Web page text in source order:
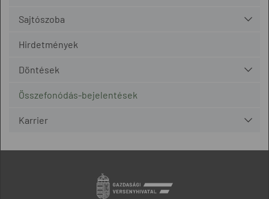
Sajtószoba
Hirdetmények
Döntések
Összefonódás-bejelentések
Karrier